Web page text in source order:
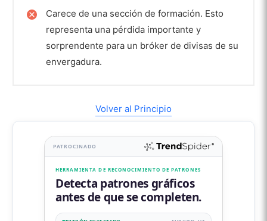
VISITA MARKETS.COM
El 79,90% de las cuentas de inversores minoristas pierden dinero
Carece de una sección de formación. Esto
representa una pérdida importante y
sorprendente para un bróker de divisas de su
envergadura.​
Volver al Principio
PATROCINADO
HERRAMIENTA DE RECONOCIMIENTO DE PATRONES
Detecta patrones gráficos
antes de que se completen.